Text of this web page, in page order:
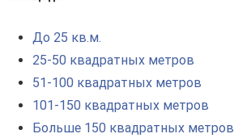
До 25 кв.м.
25-50 квадратных метров
51-100 квадратных метров
101-150 квадратных метров
Больше 150 квадратных метров